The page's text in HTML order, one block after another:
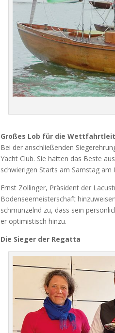
Großes Lob für die
Bei der anschließenden
Yacht Club. Sie hatten das Beste
schwierigen Starts am Samstag
Ernst Zollinger, Präsident der
Bodenseemeisterschaft
schmunzelnd zu, dass sein
er optimistisch hinzu.
Die Sieger der Regatta